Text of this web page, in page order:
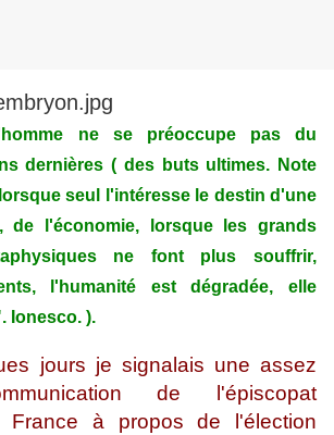
ne se préoccupe pas du
dernières ( des buts ultimes. Note
seul l'intéresse le destin d'une
de l'économie, lorsque les grands
ne font plus souffrir,
l'humanité est dégradée, elle
Ionesco. ).
jours je signalais une assez
de l'épiscopat
France à propos de l'élection